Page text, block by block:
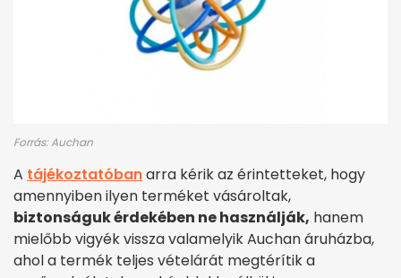
Forrás: Auchan
A tájékoztatóbanarra kérik az érintetteket, hogy
amennyiben ilyen terméket vásároltak,
biztonságuk érdekében ne használják, hanem
mielőbb vigyék vissza valamelyik Auchan áruházba,
ahol a termék teljes vételárát megtérítik a